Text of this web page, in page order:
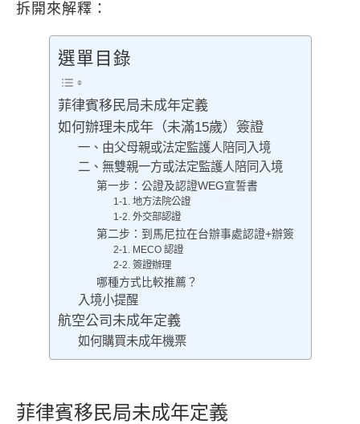
拆開來解釋：
選單目錄
菲律賓移民局未成年定義
如何辦理未成年（未滿15歲）簽證
一、由父母親或法定監護人陪同入境
二、無雙親一方或法定監護人陪同入境
第一步：公證及認證WEG宣誓書
1-1. 地方法院公證
1-2. 外交部認證
第二步：到馬尼拉在台辦事處認證+辦簽
2-1. MECO 認證
2-2. 簽證辦理
哪種方式比較推薦？
入境小提醒
航空公司未成年定義
如何購買未成年機票
菲律賓移民局未成年定義